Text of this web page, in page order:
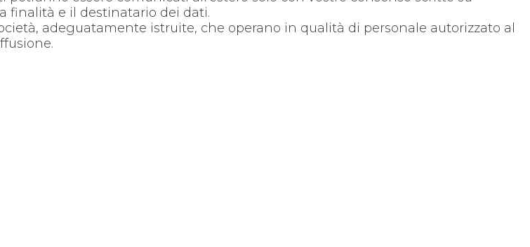
finalità e il destinatario dei dati.
adeguatamente istruite, che operano in qualità di personale autorizzato al